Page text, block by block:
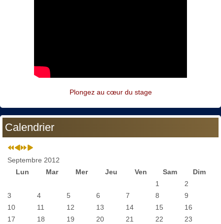
Plongez au cœur du stage
Calendrier
Septembre 2012
Lun
Mar Mer Jeu Ven Sam
Dim
1
2
3
4 5 6 7 8
9
10
11 12 13 14 15
16
17
18 19 20 21 22
23